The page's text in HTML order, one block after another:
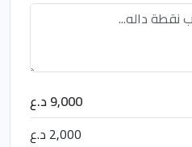
9,000 د.ع
2,000 د.ع